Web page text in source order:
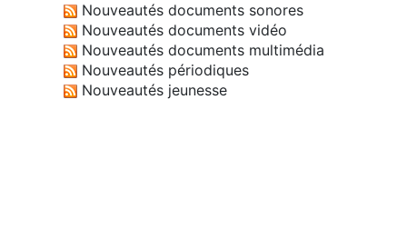
Nouveautés documents sonores
Nouveautés documents vidéo
Nouveautés documents multimédia
Nouveautés périodiques
Nouveautés jeunesse